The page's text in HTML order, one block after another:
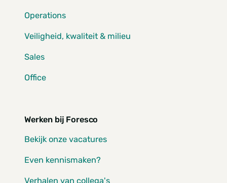
Operations
Veiligheid, kwaliteit & milieu
Sales
Office
Werken bij Foresco
Bekijk onze vacatures
Even kennismaken?
Verhalen van collega's